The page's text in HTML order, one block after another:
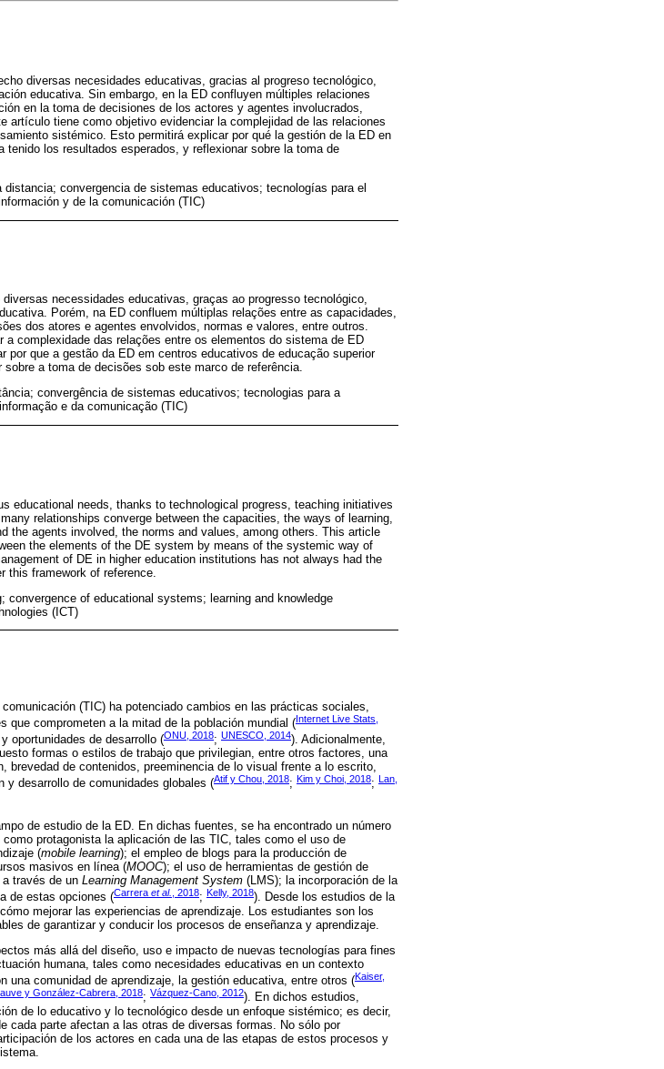
diversas necesidades educativas, gracias al progreso tecnológico,
educativa. Sin embargo, en la ED confluyen múltiples relaciones
en la toma de decisiones de los actores y agentes involucrados,
artículo tiene como objetivo evidenciar la complejidad de las relaciones
sistémico. Esto permitirá explicar por qué la gestión de la ED en
los resultados esperados, y reflexionar sobre la toma de
convergencia de sistemas educativos; tecnologías para el
y de la comunicación (TIC)
necessidades educativas, graças ao progresso tecnológico,
Porém, na ED confluem múltiplas relações entre as capacidades,
dos atores e agentes envolvidos, normas e valores, entre outros.
complexidade das relações entre os elementos do sistema de ED
que a gestão da ED em centros educativos de educação superior
a toma de decisões sob este marco de referência.
convergência de sistemas educativos; tecnologias para a
e da comunicação (TIC)
educational needs, thanks to technological progress, teaching initiatives
relationships converge between the capacities, the ways of learning,
the agents involved, the norms and values, among others. This article
the elements of the DE system by means of the systemic way of
of DE in higher education institutions has not always had the
this framework of reference.
convergence of educational systems; learning and knowledge
(ICT)
(TIC) ha potenciado cambios en las prácticas sociales,
que comprometen a la mitad de la población mundial (Internet Live Stats,
oportunidades de desarrollo (ONU, 2018; UNESCO, 2014). Adicionalmente,
formas o estilos de trabajo que privilegian, entre otros factores, una
brevedad de contenidos, preeminencia de lo visual frente a lo escrito,
y desarrollo de comunidades globales (Atif y Chou, 2018; Kim y Choi, 2018; Lan,
de estudio de la ED. En dichas fuentes, se ha encontrado un número
protagonista la aplicación de las TIC, tales como el uso de
(mobile learning); el empleo de blogs para la producción de
masivos en línea (MOOC); el uso de herramientas de gestión de
través de un Learning Management System (LMS); la incorporación de la
de estas opciones (Carrera et al. , 2018; Kelly, 2018). Desde los estudios de la
mejorar las experiencias de aprendizaje. Los estudiantes son los
de garantizar y conducir los procesos de enseñanza y aprendizaje.
más allá del diseño, uso e impacto de nuevas tecnologías para fines
humana, tales como necesidades educativas en un contexto
comunidad de aprendizaje, la gestión educativa, entre otros (Kaiser,
y González-Cabrera, 2018; Vázquez-Cano, 2012). En dichos estudios,
de lo educativo y lo tecnológico desde un enfoque sistémico; es decir,
cada parte afectan a las otras de diversas formas. No sólo por
de los actores en cada una de las etapas de estos procesos y